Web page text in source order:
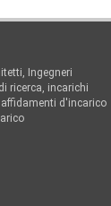
Ingegneri
ricerca, incarichi
d'incarico